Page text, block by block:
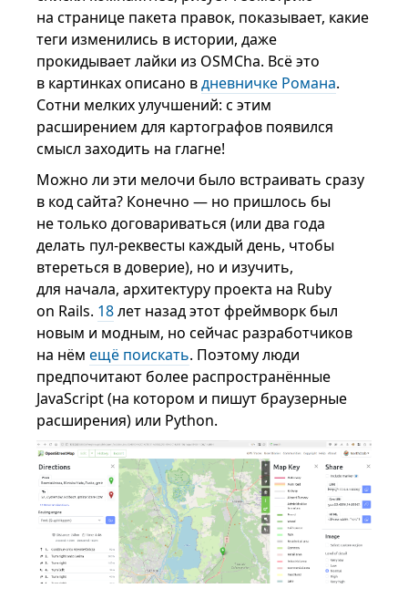
на странице пакета правок, показывает, какие
теги изменились в истории, даже
прокидывает лайки из OSMCha. Всё это
в картинках описано вдневничке Романа.
Сотни мелких улучшений: с этим
расширением для картографов появился
смысл заходить на глагне!
Можно ли эти мелочи было встраивать сразу
в код сайта? Конечно — но пришлось бы
не только договариваться (или два года
делать пул-реквесты каждый день, чтобы
втереться в доверие), но и изучить,
для начала, архитектуру проекта на Ruby
on Rails. 18лет назад этот фреймворк был
новым и модным, но сейчас разработчиков
на нёмещё поискать. Поэтому люди
предпочитают более распространённые
JavaScript (на котором и пишут браузерные
расширения) или Python.